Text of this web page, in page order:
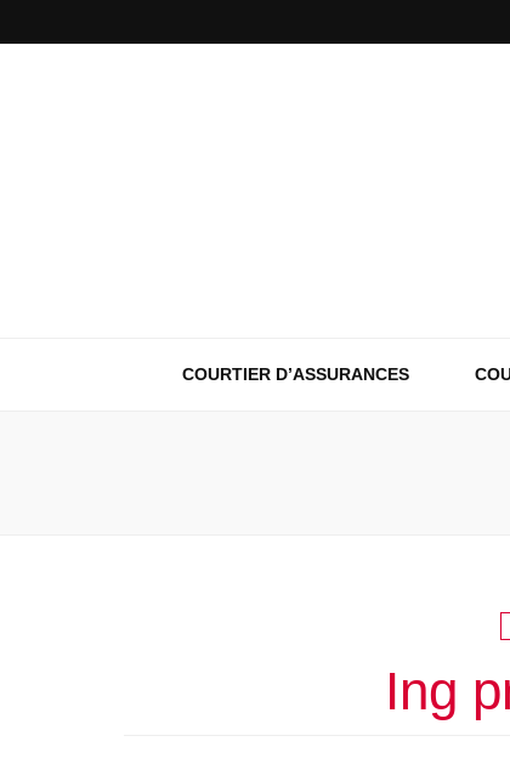
COURTIER D’ASSURANCES
Ing